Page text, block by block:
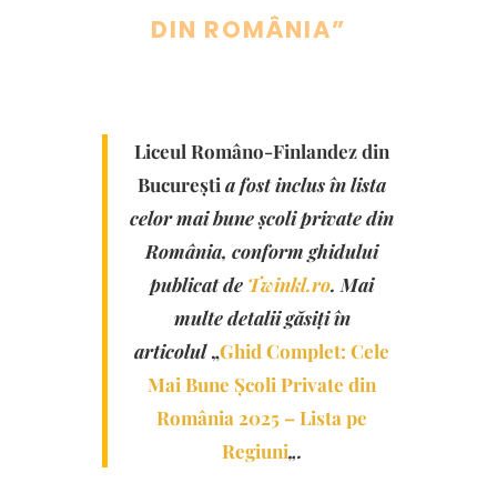
DIN ROMÂNIA”
Liceul Româno-Finlandezdin
Bucureștia fost inclus în lista
celor mai bune școli private din
România, conform ghidului
publicat de Twinkl.ro. Mai
multe detalii găsiți în
articolul „Ghid Complet: Cele
Mai Bune Școli Private din
România 2025 – Lista pe
Regiuni„.